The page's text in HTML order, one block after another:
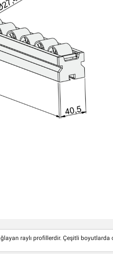
raylı profillerdir. Çeşitli